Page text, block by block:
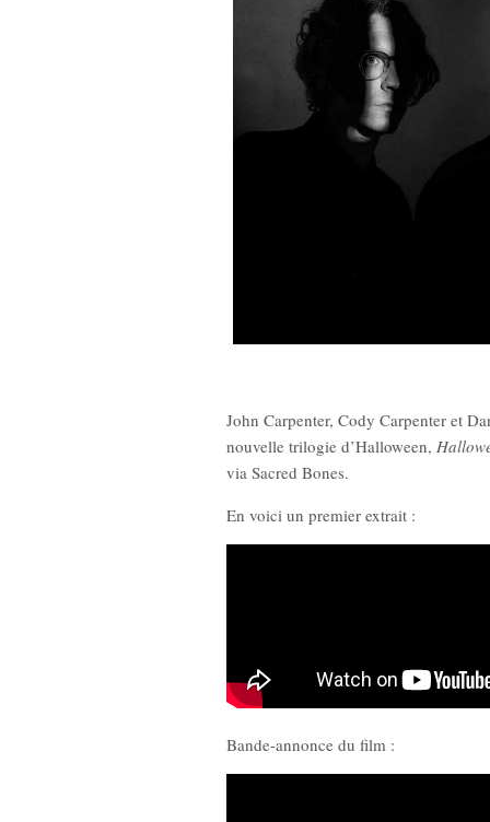
John Carpenter, Cody Carpenter et
nouvelle trilogie d’Halloween,
via Sacred Bones.
En voici un premier extrait :
Bande-annonce du film :
New